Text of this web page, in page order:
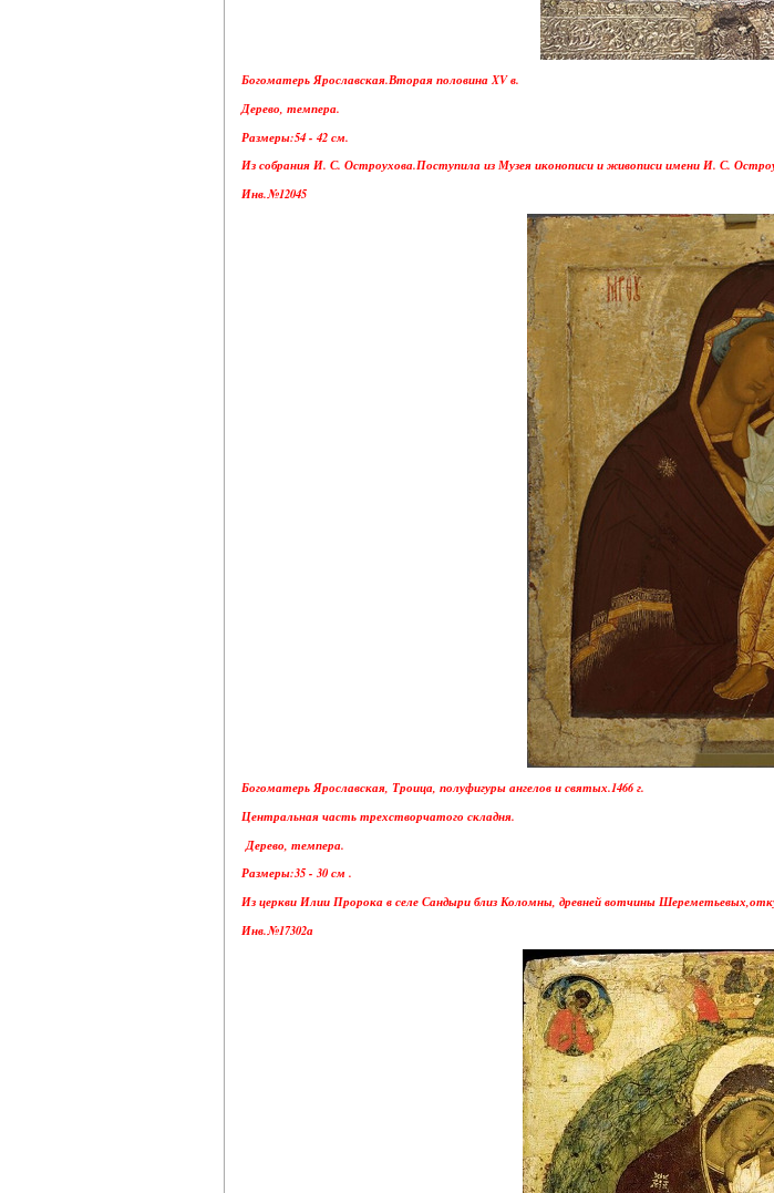
Богоматерь Ярославская.Вторая половина XV в.
Дерево, темпера.
Размеры:54 - 42 см.
Из собрания И. С. Остроухова.Поступила из Музея иконописи и живописи имени И. С.
Инв.№12045
Богоматерь Ярославская, Троица, полуфигуры ангелов и святых.1466 г.
Центральная часть трехстворчатого складня.
Дерево, темпера.
Размеры:35 - 30 см .
Из церкви Илии Пророка в селе Сандыри близ Коломны, древней вотчины
Инв.№17302а